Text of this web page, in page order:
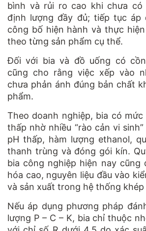
bình và rủi ro cao khi chưa có
định lượng đầy đủ; tiếp tục áp
công bố hiện hành và thực
theo từng sản phẩm cụ thể.
Đối với bia và đồ uống có
cũng cho rằng việc xếp vào
chưa phản ánh đúng bản chất
phẩm.
Theo doanh nghiệp, bia có
thấp nhờ nhiều “rào cản vi
pH thấp, hàm lượng ethanol,
thanh trùng và đóng gói kín.
bia công nghiệp hiện nay cũng
hóa cao, nguyên liệu đầu vào
và sản xuất trong hệ thống khép
Nếu áp dụng phương pháp
lượng P – C – K, bia chỉ thuộc